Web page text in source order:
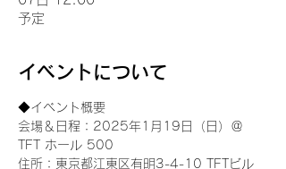
予定
イベントについて
◆イベント概要
会場＆日程：2025年1月19日（日）＠
TFT ホール 500
住所：東京都江東区有明3-4-10 TFTビル